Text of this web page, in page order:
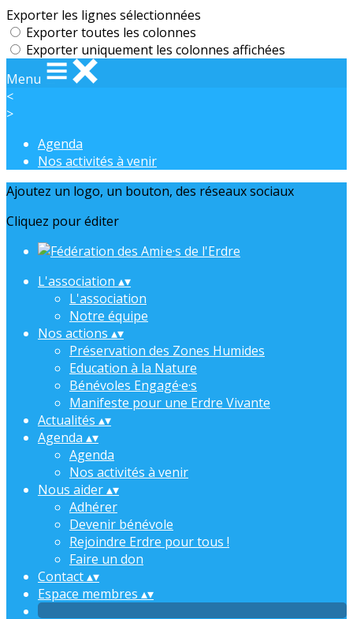
Exporter les lignes sélectionnées
Exporter toutes les colonnes
Exporter uniquement les colonnes affichées
Menu
<
>
Agenda
Nos activités à venir
Ajoutez un logo, un bouton, des réseaux sociaux
Cliquez pour éditer
L'association ▴▾
L'association
Notre équipe
Nos actions ▴▾
Préservation des Zones Humides
Education à la Nature
Bénévoles Engagé·e·s
Manifeste pour une Erdre Vivante
Actualités ▴▾
Agenda ▴▾
Agenda
Nos activités à venir
Nous aider▴▾
Adhérer
Devenir bénévole
Rejoindre Erdre pour tous !
Faire un don
Contact▴▾
Espace membres ▴▾